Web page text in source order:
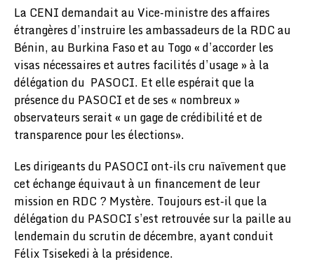
La CENI demandait au Vice-ministre des affaires
étrangères d’instruire les ambassadeurs de la RDC au
Bénin, au Burkina Faso et au Togo « d’accorder les
visas nécessaires et autres facilités d’usage » à la
délégation du PASOCI. Et elle espérait que la
présence du PASOCI et de ses « nombreux »
observateurs serait « un gage de crédibilité et de
transparence pour les élections».
Les dirigeants du PASOCI ont-ils cru naïvement que
cet échange équivaut à un financement de leur
mission en RDC ? Mystère. Toujours est-il que la
délégation du PASOCI s’est retrouvée sur la paille au
lendemain du scrutin de décembre, ayant conduit
Félix Tsisekedi à la présidence.